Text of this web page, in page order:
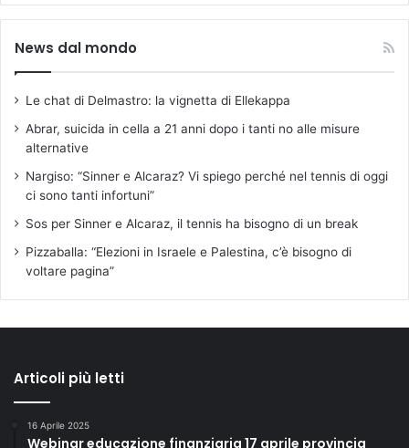
News dal mondo
Le chat di Delmastro: la vignetta di Ellekappa
Abrar, suicida in cella a 21 anni dopo i tanti no alle misure
alternative
Nargiso: “Sinner e Alcaraz? Vi spiego perché nel tennis di oggi
ci sono tanti infortuni”
Sos per Sinner e Alcaraz, il tennis ha bisogno di un break
Pizzaballa: “Elezioni in Israele e Palestina, c’è bisogno di
voltare pagina”
Articoli più letti
16 Aprile 2025
Webinar educazione finanziaria 17 aprile provincia